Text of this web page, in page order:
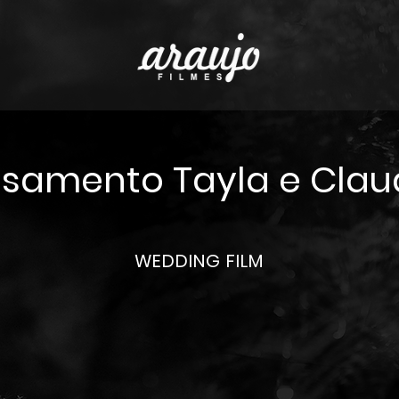
Tayla e
WEDDING FILM